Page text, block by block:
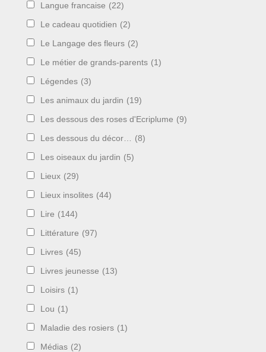
Langue francaise (22)
Le cadeau quotidien (2)
Le Langage des fleurs (2)
Le métier de grands-parents (1)
Légendes (3)
Les animaux du jardin (19)
Les dessous des roses d'Ecriplume (9)
Les dessous du décor… (8)
Les oiseaux du jardin (5)
Lieux (29)
Lieux insolites (44)
Lire (144)
Littérature (97)
Livres (45)
Livres jeunesse (13)
Loisirs (1)
Lou (1)
Maladie des rosiers (1)
Médias (2)